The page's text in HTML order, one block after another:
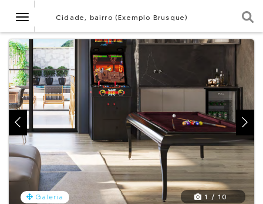
NavegaçãoCidade, bairro (Exemplo Brusque)
Galeria 1 / 10